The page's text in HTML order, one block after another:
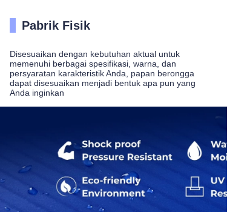
Pabrik Fisik
Disesuaikan dengan kebutuhan aktual untuk
memenuhi berbagai spesifikasi, warna, dan
persyaratan karakteristik Anda, papan berongga
dapat disesuaikan menjadi bentuk apa pun yang
Anda inginkan